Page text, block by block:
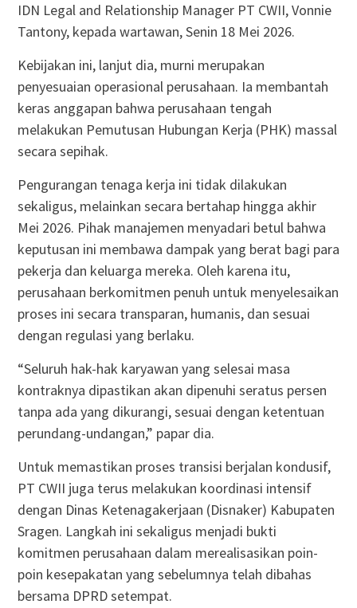
IDN Legal and Relationship Manager PT CWII, Vonnie
Tantony, kepada wartawan, Senin 18 Mei 2026.
Kebijakan ini, lanjut dia, murni merupakan
penyesuaian operasional perusahaan. Ia membantah
keras anggapan bahwa perusahaan tengah
melakukan Pemutusan Hubungan Kerja (PHK) massal
secara sepihak.
Pengurangan tenaga kerja ini tidak dilakukan
sekaligus, melainkan secara bertahap hingga akhir
Mei 2026. Pihak manajemen menyadari betul bahwa
keputusan ini membawa dampak yang berat bagi para
pekerja dan keluarga mereka. Oleh karena itu,
perusahaan berkomitmen penuh untuk menyelesaikan
proses ini secara transparan, humanis, dan sesuai
dengan regulasi yang berlaku.
“Seluruh hak-hak karyawan yang selesai masa
kontraknya dipastikan akan dipenuhi seratus persen
tanpa ada yang dikurangi, sesuai dengan ketentuan
perundang-undangan,” papar dia.
Untuk memastikan proses transisi berjalan kondusif,
PT CWII juga terus melakukan koordinasi intensif
dengan Dinas Ketenagakerjaan (Disnaker) Kabupaten
Sragen. Langkah ini sekaligus menjadi bukti
komitmen perusahaan dalam merealisasikan poin-
poin kesepakatan yang sebelumnya telah dibahas
bersama DPRD setempat.